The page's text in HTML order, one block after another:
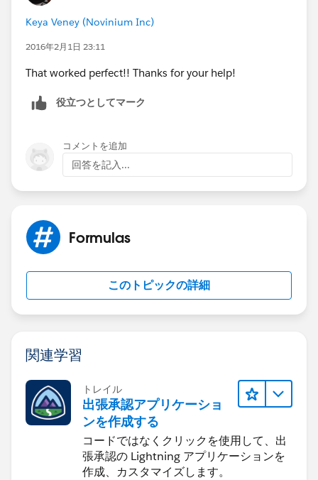
Keya Veney (Novinium Inc)
2016年2月1日 23:11
That worked perfect!! Thanks for your help!
役立つとしてマーク
コメントを追加
回答を記入...
Formulas
このトピックの詳細
関連学習
トレイル
出張承認アプリケーショ
ンを作成する
コードではなくクリックを使用して、出
張承認の Lightning アプリケーションを
作成、カスタマイズします。